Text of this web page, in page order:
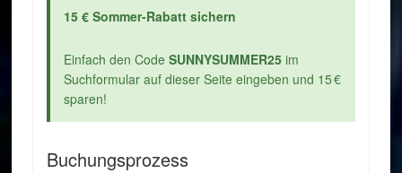
15 € Sommer-Rabatt sichern
Einfach den Code SUNNYSUMMER25im
Suchformular auf dieser Seite eingeben und 15 €
sparen!
Buchungsprozess